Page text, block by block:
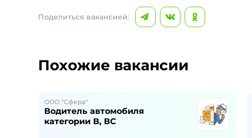
Поделиться вакансией:
Похожие вакансии
ООО "Сфера"
Водитель автомобиля
категории В, ВС